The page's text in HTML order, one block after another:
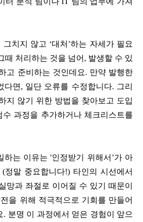
그치지 않고 ‘대처’하는 자세가 필요
때 처리하는 것을 넘어, 발생할 수 있
고 준비하는 것인데요. 만약 발행한
다면, 일단 오류를 수정합니다. 그리
지 않기 위한 방법을 찾아보고 도입
과정을 추가하거나 체크리스트를
하는 이유는 '인정받기 위해서’가 아
정말 중요합니다!) 타인의 시선에서
망과 좌절로 이어질 수 있기 때문이
을 위해 적극적으로 기회를 만들어
. 분명 이 과정에서 얻은 경험이 앞으